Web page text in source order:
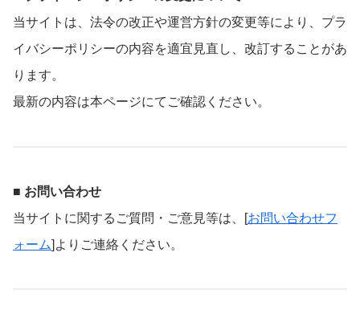
当サイトは、法令の改正や運営方針の変更等により、プラ
イバシーポリシーの内容を適宜見直し、改訂することがあ
ります。
最新の内容は本ページにてご確認ください。
■ お問い合わせ
当サイトに関するご質問・ご意見等は、[お問い合わせフ
ォーム]よりご連絡ください。